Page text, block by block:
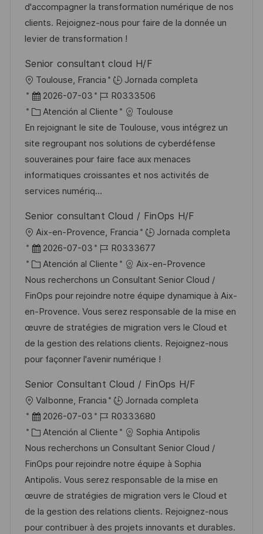
ó
n
e
p
u
l
i
c
a
c
i
ó
n
p
l
e
o
r
í
d'accompagner la transformation numérique de nos
clients. Rejoignez-nous pour faire de la donnée un
levier de transformation !
Senior consultant cloud H/F
U
b
c
a
c
i
ó
Toulouse, Francia
Jornada completa
F
e
c
h
a
d
e
u
b
l
i
c
a
c
i
ó
n
2026-07-03
I
D
d
e
e
m
p
e
o
R0333506
C
a
t
e
g
o
í
a
Atención al Cliente
Toulouse
En rejoignant le site de Toulouse, vous intégrez un
site regroupant nos solutions de cyberdéfense
souveraines pour faire face aux menaces
informatiques croissantes et nos activités de
services numériq...
Senior consultant Cloud / FinOps H/F
U
b
c
a
c
i
ó
n
Aix-en-Provence, Francia
Jornada completa
F
e
c
h
a
d
e
p
b
l
i
c
a
c
i
ó
n
2026-07-03
I
D
d
e
e
m
p
l
o
R0333677
C
a
t
e
g
o
r
a
Atención al Cliente
Aix-en-Provence
Nous recherchons un Consultant Senior Cloud /
FinOps pour rejoindre notre équipe dynamique à Aix-
en-Provence. Vous serez responsable de la mise en
œuvre de stratégies de migration vers le Cloud et
de la gestion des relations clients. Rejoignez-nous
pour façonner l'avenir numérique !
Senior Consultant Cloud / FinOps H/F
U
b
c
a
c
i
ó
n
Valbonne, Francia
Jornada completa
F
e
c
h
a
d
e
p
2026-07-03
I
D
d
e
e
m
p
l
R0333680
C
a
t
e
g
o
r
Atención al Cliente
Sophia Antipolis
Nous recherchons un Consultant Senior Cloud /
FinOps pour rejoindre notre équipe à Sophia
Antipolis. Vous serez responsable de la mise en
œuvre de stratégies de migration vers le Cloud et
de la gestion des relations clients. Rejoignez-nous
pour contribuer à des projets innovants et durables.